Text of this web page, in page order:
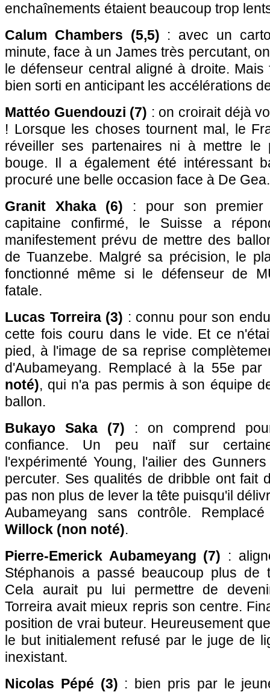
enchaînements étaient beaucoup trop
Calum Chambers (5,5) : avec un
minute, face à un James très percutant,
le défenseur central aligné à droite. Mais
bien sorti en anticipant les accélérations
Mattéo Guendouzi (7) : on croirait déjà
! Lorsque les choses tournent mal, le
réveiller ses partenaires ni à mettre
bouge. Il a également été intéressant
procuré une belle occasion face à De Gea.
Granit Xhaka (6) : pour son
capitaine confirmé, le Suisse a
manifestement prévu de mettre des
de Tuanzebe. Malgré sa précision, le
fonctionné même si le défenseur de
fatale.
Lucas Torreira (3) : connu pour son
cette fois couru dans le vide. Et ce
pied, à l'image de sa reprise
d'Aubameyang. Remplacé à la 55e par
noté), qui n'a pas permis à son équipe
ballon.
Bukayo Saka (7) : on comprend
confiance. Un peu naïf sur
l'expérimenté Young, l'ailier des
percuter. Ses qualités de dribble ont fait
pas non plus de lever la tête puisqu'il
Aubameyang sans contrôle.
Willock (non noté).
Pierre-Emerick Aubameyang (7) :
Stéphanois a passé beaucoup plus de
Cela aurait pu lui permettre de
Torreira avait mieux repris son centre.
position de vrai buteur. Heureusement
le but initialement refusé par le juge de
inexistant.
Nicolas Pépé (3) : bien pris par le